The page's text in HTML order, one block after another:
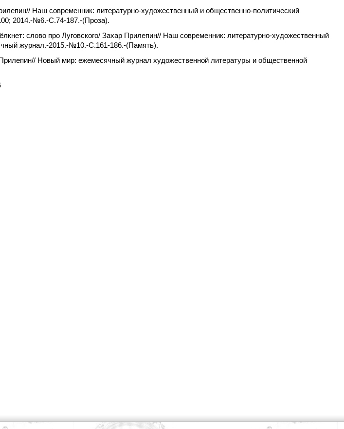
Наш современник: литературно-художественный и общественно-политический
2014.-№6.-С.74-187.-(Проза).
слово про Луговского/ Захар Прилепин// Наш современник: литературно-художественный
журнал.-2015.-№10.-С.161-186.-(Память).
Новый мир: ежемесячный журнал художественной литературы и общественной